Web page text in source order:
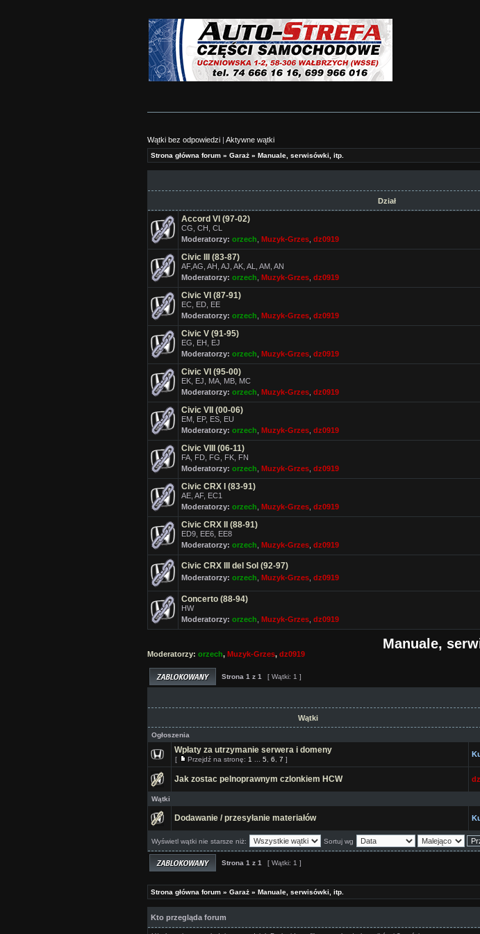
Wątki bez odpowiedzi | Aktywne wątki
Strona główna forum » Garaż » Manuale, serwisówki, itp.
Dział
Accord VI (97-02)
CG, CH, CL
Moderatorzy: orzech Muzyk-Grzes dz0919
Civic III (83-87)
AF,AG, AH, AJ, AK, AL, AM, AN
Moderatorzy: orzech Muzyk-Grzes dz0919
Civic VI (87-91)
EC, ED, EE
Moderatorzy: orzech Muzyk-Grzes dz0919
Civic V (91-95)
EG, EH, EJ
Moderatorzy: orzech Muzyk-Grzes dz0919
Civic VI (95-00)
EK, EJ, MA, MB, MC
Moderatorzy: orzech Muzyk-Grzes dz0919
Civic VII (00-06)
EM, EP, ES, EU
Moderatorzy: orzech Muzyk-Grzes dz0919
Civic VIII (06-11)
FA, FD, FG, FK, FN
Moderatorzy: orzech Muzyk-Grzes dz0919
Civic CRX I (83-91)
AE, AF, EC1
Moderatorzy: orzech Muzyk-Grzes dz0919
Civic CRX II (88-91)
ED9, EE6, EE8
Moderatorzy: orzech Muzyk-Grzes dz0919
Civic CRX III del Sol (92-97)
Moderatorzy: orzech Muzyk-Grzes dz0919
Concerto (88-94)
HW
Moderatorzy: orzech Muzyk-Grzes dz0919
Manuale,
Moderatorzy: orzech, Muzyk-Grzes, dz0919
Strona 1 z 1 [ Wątki: 1 ]
Wątki
Ogłoszenia
Wpłaty za utrzymanie serwera i domeny
[ Przejdź na stronę: 1 5 6 7 ]
Jak zostac pelnoprawnym czlonkiem HCW
Wątki
Dodawanie / przesyłanie materiałów
Wyświetl wątki nie starsze niż: Sortuj wg
Strona 1 z 1 [ Wątki: 1 ]
Strona główna forum » Garaż » Manuale, serwisówki, itp.
Kto przegląda forum